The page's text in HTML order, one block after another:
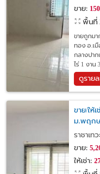
ขาย:
พื้นที่
ขายถูกม
ทอง อ.เมื
กลางปา
ไร่ 1 งาน
ดูราย
ขาย/ให้
ม.พฤกษ
พร้อมอยู่
ราชาเท
ขาย:
ให้เช่า: